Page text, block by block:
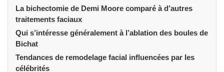
La bichectomie de Demi Moore comparé à d’autres
traitements faciaux
Qui s’intéresse généralement à l’ablation des boules de
Bichat
Tendances de remodelage facial influencées par les
célébrités